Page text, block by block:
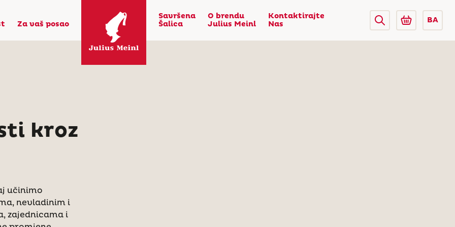
Za vaš posao
Savršena
Šalica
O brendu
Julius Meinl
Kontaktirajte
Nas
BA
kroz
učinimo
nevladinim i
zajednicama i